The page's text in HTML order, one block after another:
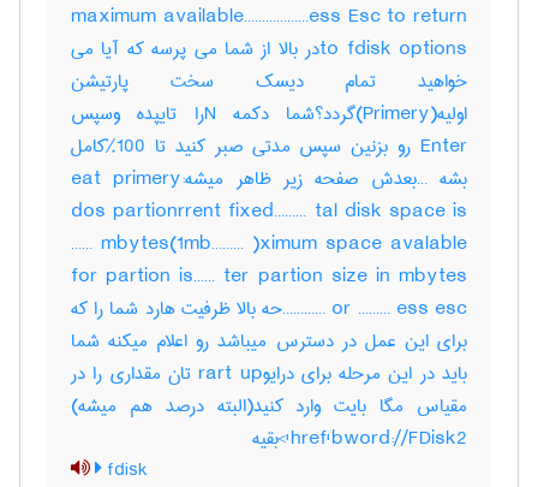
maximum available………………ess Esc to return
to fdisk optionsدر بالا از شما می پرسه که آیا می
خواهید تمام دیسک سخت پارتیشن
اولیه(Primery)گردد؟شما دکمه Nرا تایپده وسپس
Enter رو بزنین سپس مدتی صبر کنید تا 100%کامل
بشه …بعدش صفحه زیر ظاهر میشه:eat primery
dos partionrrent fixed……… tal disk space is
…… mbytes(1mb……… )ximum space avalable
for partion is…… ter partion size in mbytes
or ……… ess esc …………حه بالا ظرفیت هارد شما را که
برای این عمل در دسترس میباشد رو اعلام میکنه شما
باید در این مرحله برای درایوrart up تان مقداری را در
مقیاس مگا بایت وارد کنید(البته درصد هم میشه)
href'bword://FDisk2'>بقیه
fdisk